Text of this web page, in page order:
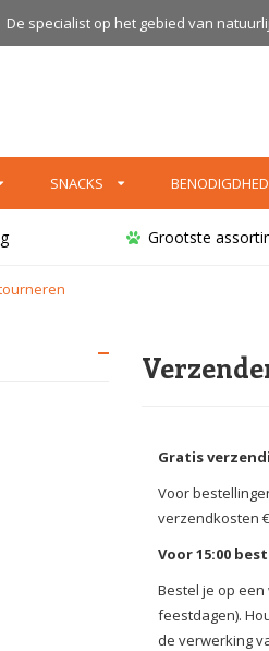
De specialist op het gebied van
SNACKS
Grootste
Gratis
Voor
verzendkosten
Voor 15:00
Bestel je op
feestdagen).
de verwerking